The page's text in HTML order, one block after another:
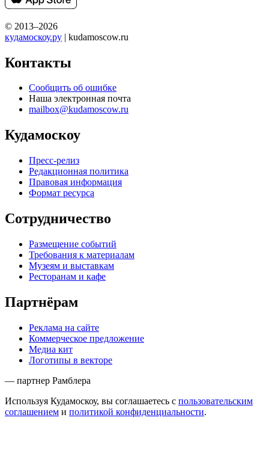
© 2013–2026
кудамоскоу.ру | kudamoscow.ru
Контакты
Сообщить об ошибке
Наша электронная почта
mailbox@kudamoscow.ru
Кудамоскоу
Пресс-релиз
Редакционная политика
Правовая информация
Формат ресурса
Сотрудничество
Размещение событий
Требования к материалам
Музеям и выставкам
Ресторанам и кафе
Партнёрам
Реклама на сайте
Коммерческое предложение
Медиа кит
Логотипы в векторе
— партнер Рамблера
Используя Кудамоскоу, вы соглашаетесь с пользовательским
соглашением и политикой конфиденциальности.